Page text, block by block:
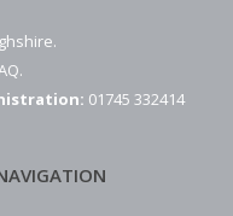
01745 332414